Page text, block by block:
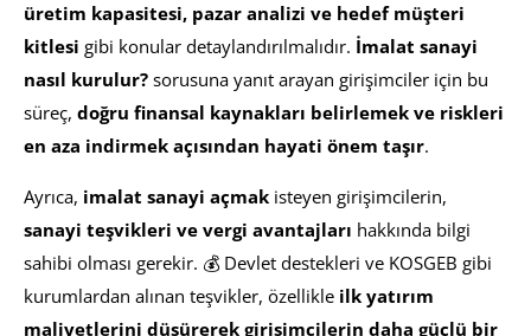
üretim kapasitesi, pazar analizi ve hedef müşteri
kitlesi gibi konular detaylandırılmalıdır. İmalat sanayi
nasıl kurulur? sorusuna yanıt arayan girişimciler için bu
süreç, doğru finansal kaynakları belirlemek ve riskleri
en aza indirmek açısından hayati önem taşır.
Ayrıca, imalat sanayi açmak isteyen girişimcilerin,
sanayi teşvikleri ve vergi avantajları hakkında bilgi
sahibi olması gerekir. 💰 Devlet destekleri ve KOSGEB gibi
kurumlardan alınan teşvikler, özellikle ilk yatırım
maliyetlerini düşürerek girişimcilerin daha güçlü bir